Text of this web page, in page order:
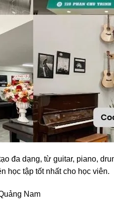
đa dạng, từ guitar, piano,
học tập tốt nhất cho học viên.
Nam